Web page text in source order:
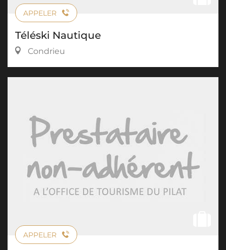
APPELER
Téléski Nautique
Condrieu
APPELER